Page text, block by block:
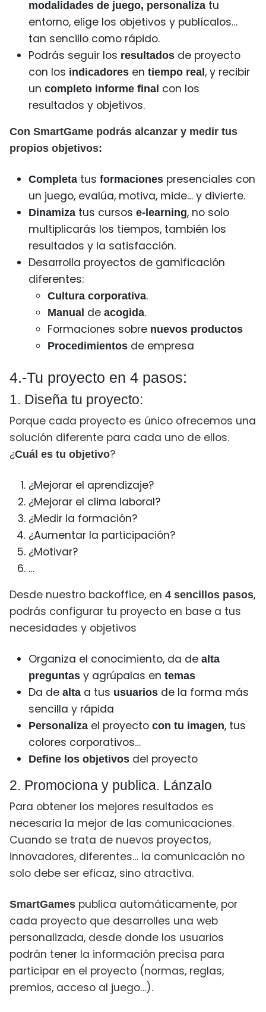
modalidades de juego, personaliza tu
entorno, elige los objetivos y publícalos…
tan sencillo como rápido.
Podrás seguir los resultados de proyecto
con los indicadores en tiempo real , y recibir
un completo informe final con los
resultados y objetivos.
Con SmartGame podrás alcanzar y medir tus
propios objetivos:
Completa tus formaciones presenciales con
un juego, evalúa, motiva, mide… y divierte.
Dinamiza tus cursos e-learning, no solo
multiplicarás los tiempos, también los
resultados y la satisfacción.
Desarrolla proyectos de gamificación
diferentes:
Cultura corporativa.
Manual de acogida.
Formaciones sobre nuevos productos
Procedimientos de empresa
4.-Tu proyecto en 4 pasos:
1. Diseña tu proyecto:
Porque cada proyecto es único ofrecemos una
solución diferente para cada uno de ellos.
¿Cuál es tu objetivo?
¿Mejorar el aprendizaje?
¿Mejorar el clima laboral?
¿Medir la formación?
¿Aumentar la participación?
¿Motivar?
…
Desde nuestro backoffice, en 4 sencillos pasos,
podrás configurar tu proyecto en base a tus
necesidades y objetivos
Organiza el conocimiento, da de alta
preguntas y agrúpalas en temas
Da de alta a tus usuarios de la forma más
sencilla y rápida
Personaliza el proyecto con tu imagen, tus
colores corporativos…
Define los objetivos del proyecto
2. Promociona y publica. Lánzalo
Para obtener los mejores resultados es
necesaria la mejor de las comunicaciones.
Cuando se trata de nuevos proyectos,
innovadores, diferentes… la comunicación no
solo debe ser eficaz, sino atractiva.
SmartGames publica automáticamente, por
cada proyecto que desarrolles una web
personalizada, desde donde los usuarios
podrán tener la información precisa para
participar en el proyecto (normas, reglas,
premios, acceso al juego…).